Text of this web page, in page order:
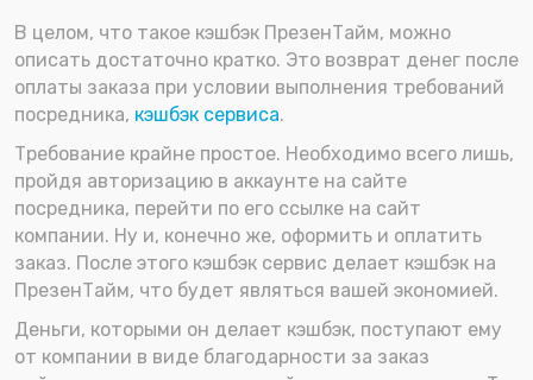
В целом, что такое кэшбэк ПрезенТайм, можно
описать достаточно кратко. Это возврат денег после
оплаты заказа при условии выполнения требований
посредника, кэшбэк сервиса.
Требование крайне простое. Необходимо всего лишь,
пройдя авторизацию в аккаунте на сайте
посредника, перейти по его ссылке на сайт
компании. Ну и, конечно же, оформить и оплатить
заказ. После этого кэшбэк сервис делает кэшбэк на
ПрезенТайм, что будет являться вашей экономией.
Деньги, которыми он делает кэшбэк, поступают ему
от компании в виде благодарности за заказ